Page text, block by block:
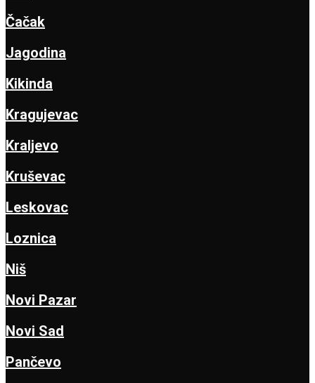
Čačak
Jagodina
Kikinda
Kragujevac
Kraljevo
Kruševac
Leskovac
Loznica
Niš
Novi Pazar
Novi Sad
Pančevo